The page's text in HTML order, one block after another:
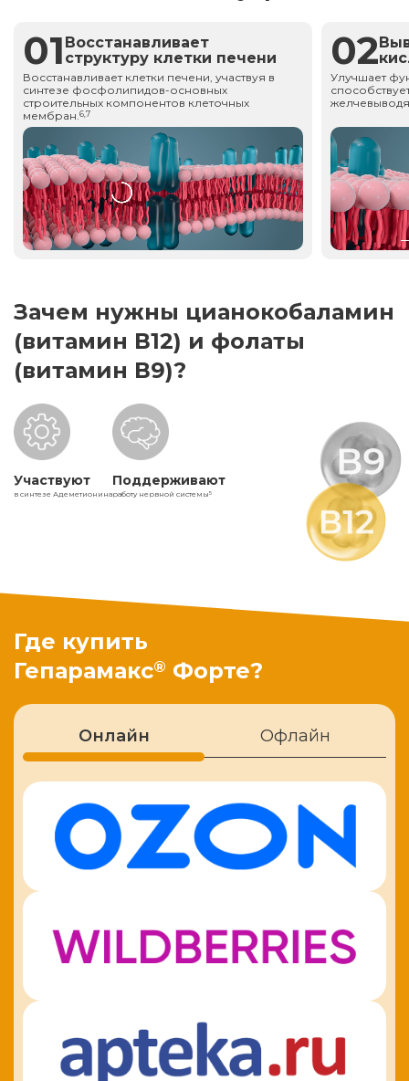
01 Восстанавливает
структуру клетки печени
Восстанавливает клетки печени, участвуя в
синтезе фосфолипидов-основных
строительных компонентов клеточных
мембран.6,7
02
Улучшает
Зачем нужны цианокобаламин
(витамин В12) и фолаты
(витамин В9)?
Участвуют
в синтезе Адеметионина
Поддерживают
работу нервной системы5
Где купить
Гепарамакс® Форте?
Онлайн Офлайн